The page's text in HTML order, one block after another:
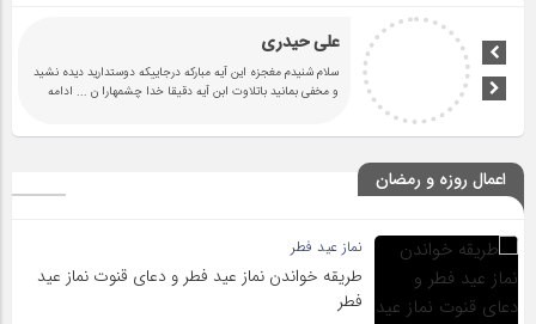
علی حیدری
سلام شنیدم مغجزه این آیه مبارکه درجاییکه دوستدارید دیده نشید
و مخفی بمانید باتلاوت ابن آیه دقیقا خدا چشمهارا ن ... ادامه
اعمال روزه و رمضان
نماز عید فطر
طریقه خواندن نماز عید فطر و دعای قنوت نماز عید
فطر